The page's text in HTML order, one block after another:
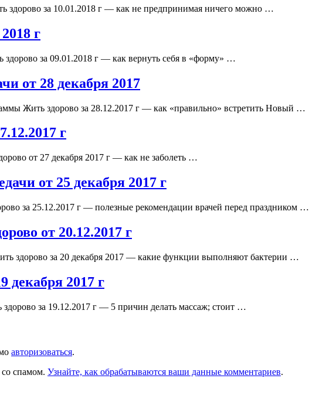
здорово за 10.01.2018 г — как не предпринимая ничего можно …
г
за 09.01.2018 г — как вернуть себя в «форму» …
от 28 декабря 2017
Жить здорово за 28.12.2017 г — как «правильно» встретить Новый …
г
от 27 декабря 2017 г — как не заболеть …
от 25 декабря 2017 г
за 25.12.2017 г — полезные рекомендации врачей перед праздником …
от 20.12.2017 г
здорово за 20 декабря 2017 — какие функции выполняют бактерии …
декабря 2017 г
за 19.12.2017 г — 5 причин делать массаж; стоит …
авторизоваться.
со спамом. Узнайте, как обрабатываются ваши данные комментариев.